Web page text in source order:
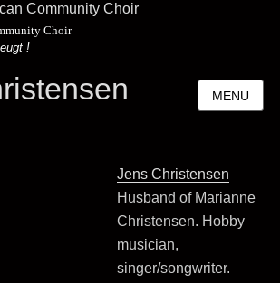
Choir
!
MENU
Jens Christensen
Husband of Marianne
Christensen. Hobby
musician,
singer/songwriter.